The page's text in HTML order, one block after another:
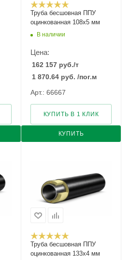
Труба бесшовная ППУ
оцинкованная 108х5 мм
В наличии
Цена:
162 157 руб./т
1 870.64 руб. /пог.м
Арт.: 66667
КУПИТЬ
КУПИТЬ В 1 КЛИК
Труба бесшовная ППУ
оцинкованная 133х4 мм